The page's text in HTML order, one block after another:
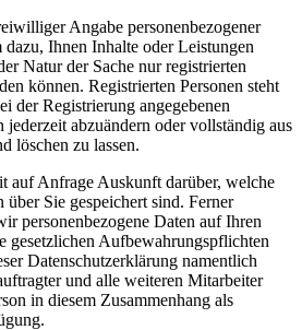
Angabe personenbezogener
dazu, Ihnen Inhalte oder Leistungen
Natur der Sache nur registrierten
können. Registrierten Personen steht
der Registrierung angegebenen
jederzeit abzuändern oder vollständig aus
löschen zu lassen.
auf Anfrage Auskunft darüber, welche
über Sie gespeichert sind. Ferner
personenbezogene Daten auf Ihren
gesetzlichen Aufbewahrungspflichten
Datenschutzerklärung namentlich
und alle weiteren Mitarbeiter
in diesem Zusammenhang als